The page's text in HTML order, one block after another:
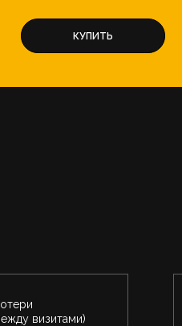
КУПИТЬ
визитами)